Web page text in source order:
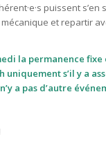
puissent s’en
et repartir
la permanence fixe
uniquement s’il y a
a pas d’autre